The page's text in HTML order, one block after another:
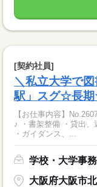
[契約社員]
＼私立大学で
駅」スグ☆長
【お仕事内容】
♪ ・書架整備 ・貸出
・ガイダンス、...
学校・大学事
大阪府大阪市